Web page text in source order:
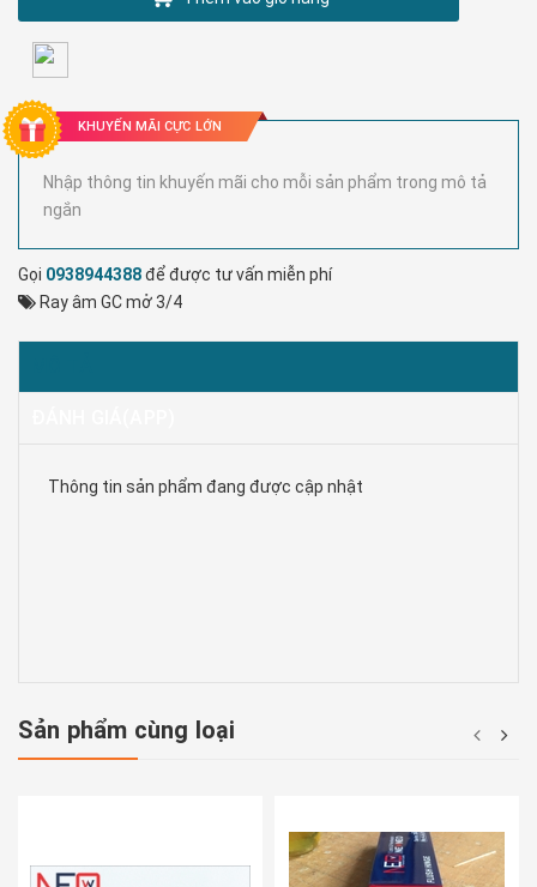
KHUYẾN MÃI CỰC LỚN
Nhập thông tin khuyến mãi cho mỗi sản phẩm trong mô tả
ngắn
Gọi 0938944388để được tư vấn miễn phí
Ray âm GC mở 3/4
Thông tin sản phẩm đang được cập nhật
Sản phẩm cùng loại